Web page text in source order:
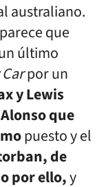
australiano.
que
último
por un
y Lewis
que
puesto y el
de
por ello,y